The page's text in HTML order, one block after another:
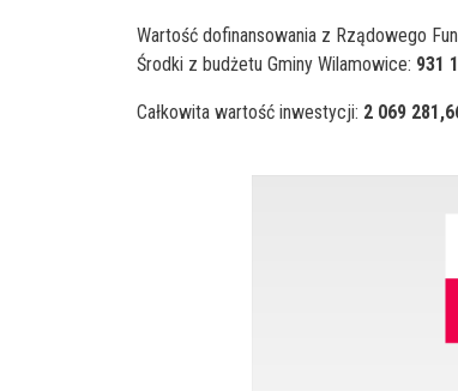
Wartość dofinansowania z Rządowego
Środki z budżetu Gminy Wilamowice: 931
Całkowita wartość inwestycji: 2 069